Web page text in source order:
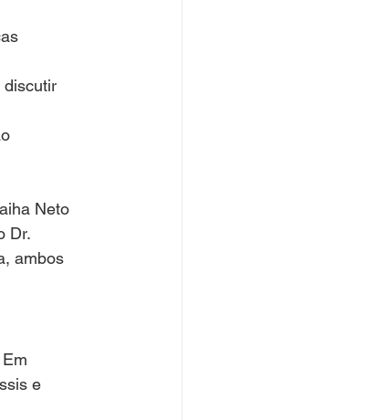
discutir
Neto
Dr.
ambos
e